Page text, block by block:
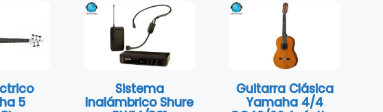
5
Sistema
Inalámbrico Shure
Guitarra Clásica
Yamaha 4/4